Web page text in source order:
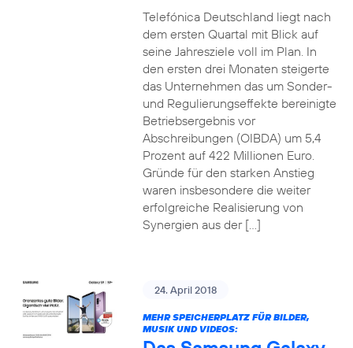
Telefónica Deutschland liegt nach
dem ersten Quartal mit Blick auf
seine Jahresziele voll im Plan. In
den ersten drei Monaten steigerte
das Unternehmen das um Sonder-
und Regulierungseffekte bereinigte
Betriebsergebnis vor
Abschreibungen (OIBDA) um 5,4
Prozent auf 422 Millionen Euro.
Gründe für den starken Anstieg
waren insbesondere die weiter
erfolgreiche Realisierung von
Synergien aus der […]
24. April 2018
MEHR SPEICHERPLATZ FÜR BILDER,
MUSIK UND VIDEOS: